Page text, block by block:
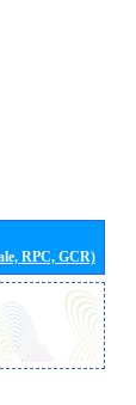
RPC, GCR)